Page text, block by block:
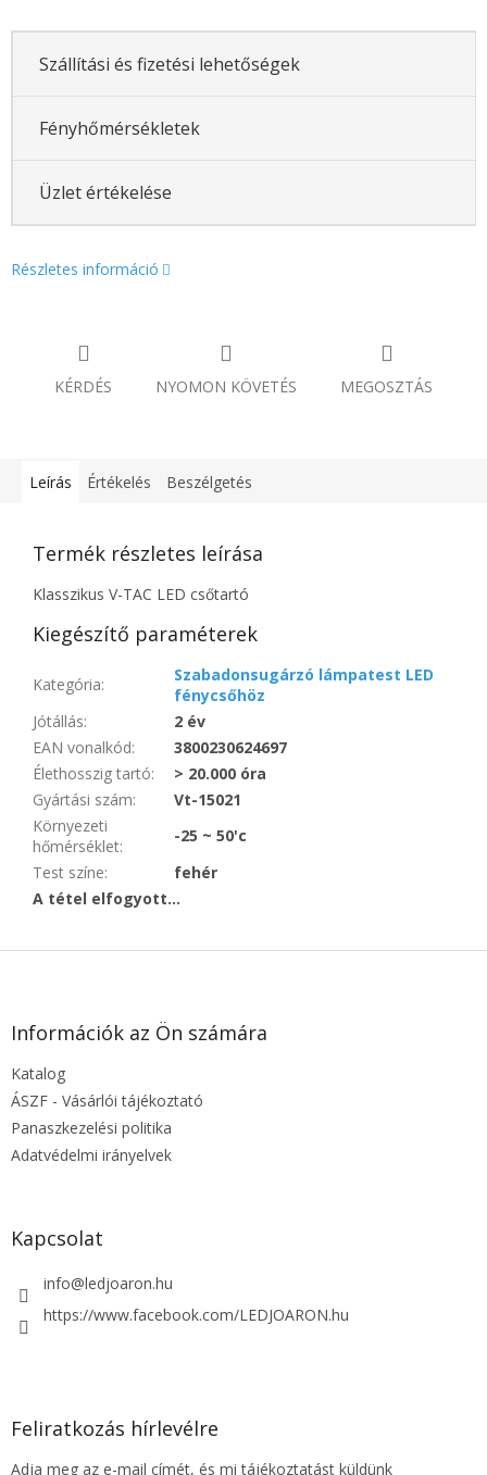
Szállítási és fizetési lehetőségek
Fényhőmérsékletek
Üzlet értékelése
Részletes információ
KÉRDÉS NYOMON KÖVETÉS MEGOSZTÁS
Leírás Értékelés Beszélgetés
Termék részletes leírása
Klasszikus V-TAC LED csőtartó
Kiegészítő paraméterek
Kategória:
Szabadonsugárzó lámpatest LED
fénycsőhöz
Jótállás:
2 év
EAN vonalkód:
3800230624697
Élethosszig tartó:
> 20.000 óra
Gyártási szám:
Vt-15021
Környezeti
hőmérséklet:
-25 ~ 50'c
Test színe:
fehér
A tétel elfogyott…
L
Információk az Ön számára
Katalog
ÁSZF - Vásárlói tájékoztató
Panaszkezelési politika
Adatvédelmi irányelvek
Kapcsolat
info@ledjoaron.hu
https://www.facebook.com/LEDJOARON.hu
Feliratkozás hírlevélre
Adja meg az e-mail címét, és mi tájékoztatást küldünk